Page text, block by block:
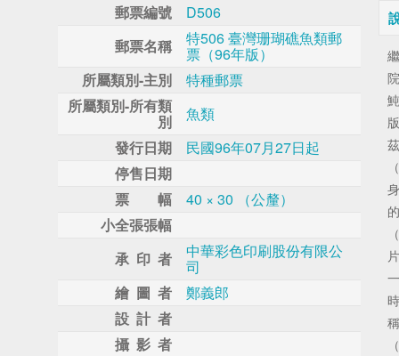
郵票編號
D506
郵票名稱
特506 臺灣珊瑚礁魚類郵
票（96年版）
所屬類別-主別
特種郵票
所屬類別-所有類
別
魚類
發行日期
民國96年07月27日起
停售日期
票 幅
40 × 30 （公釐）
小全張張幅
承 印 者
中華彩色印刷股份有限公
司
繪 圖 者
鄭義郎
設 計 者
攝 影 者